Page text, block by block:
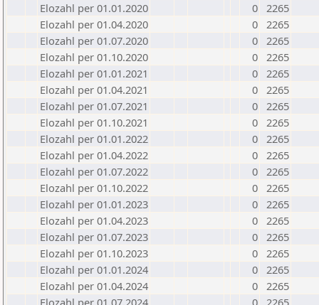
Elozahl per 01.01.2020
0 2265
Elozahl per 01.04.2020
0 2265
Elozahl per 01.07.2020
0 2265
Elozahl per 01.10.2020
0 2265
Elozahl per 01.01.2021
0 2265
Elozahl per 01.04.2021
0 2265
Elozahl per 01.07.2021
0 2265
Elozahl per 01.10.2021
0 2265
Elozahl per 01.01.2022
0 2265
Elozahl per 01.04.2022
0 2265
Elozahl per 01.07.2022
0 2265
Elozahl per 01.10.2022
0 2265
Elozahl per 01.01.2023
0 2265
Elozahl per 01.04.2023
0 2265
Elozahl per 01.07.2023
0 2265
Elozahl per 01.10.2023
0 2265
Elozahl per 01.01.2024
0 2265
Elozahl per 01.04.2024
0 2265
Elozahl per 01.07.2024
0 2265